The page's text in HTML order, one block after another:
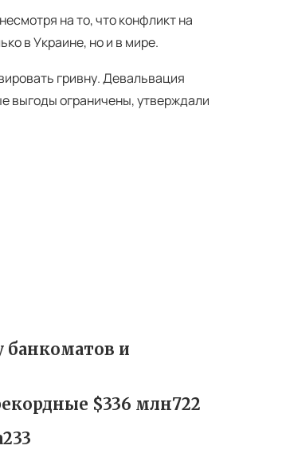
на то, что конфликт на
в Украине, но и в мире.
гривну. Девальвация
выгоды ограничены, утверждали
банкоматов и
$336 млн722